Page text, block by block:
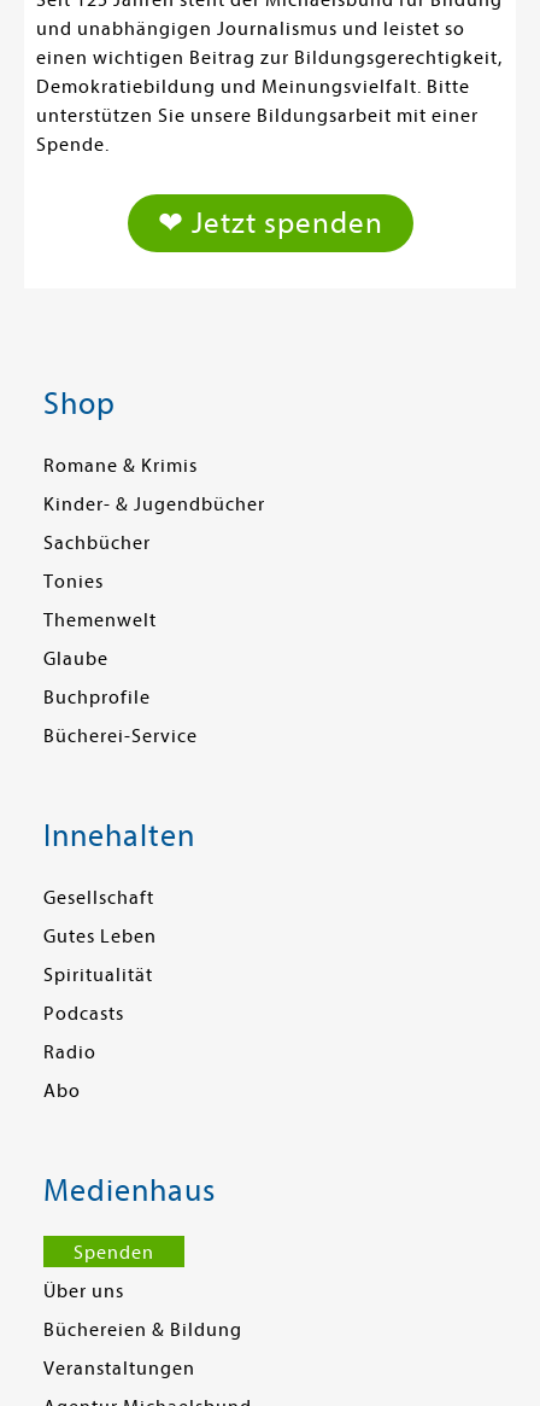
und unabhängigen Journalismus und leistet so
einen wichtigen Beitrag zur Bildungsgerechtigkeit,
Demokratiebildung und Meinungsvielfalt. Bitte
unterstützen Sie unsere Bildungsarbeit mit einer
Spende.
❤ Jetzt spenden
Shop
Romane & Krimis
Kinder- & Jugendbücher
Sachbücher
Tonies
Themenwelt
Glaube
Buchprofile
Bücherei-Service
Innehalten
Gesellschaft
Gutes Leben
Spiritualität
Podcasts
Radio
Abo
Medienhaus
Spenden
Über uns
Büchereien & Bildung
Veranstaltungen